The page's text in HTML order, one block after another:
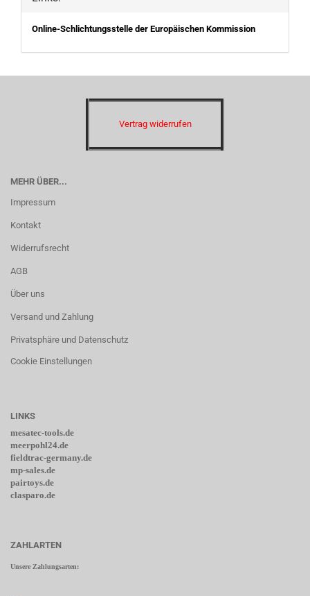
Online-Schlichtungsstelle der Europäischen Kommission
Vertrag widerrufen
MEHR ÜBER...
Impressum
Kontakt
Widerrufsrecht
AGB
Über uns
Versand und Zahlung
Privatsphäre und Datenschutz
Cookie Einstellungen
LINKS
mesatec-tools.de
meerpohl24.de
fieldtrac-germany.de
mp-sales.de
pairtoys.de
clasparo.de
ZAHLARTEN
Unsere Zahlungsarten: